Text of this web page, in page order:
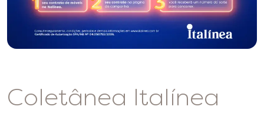
Coletânea Italínea